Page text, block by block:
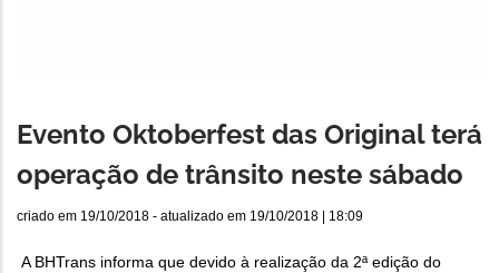
Evento Oktoberfest das Original terá
operação de trânsito neste sábado
criado em 19/10/2018 - atualizado em 19/10/2018 | 18:09
A BHTrans informa que devido à realização da 2ª edição do